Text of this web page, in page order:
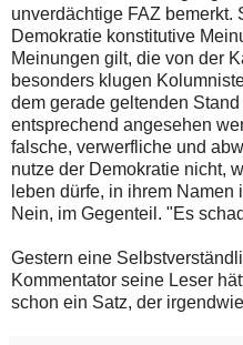
unverdächtige FAZ bemerkt.
Demokratie konstitutive
Meinungen gilt, die von der
besonders klugen
dem gerade geltenden
entsprechend angesehen
falsche, verwerfliche und
nutze der Demokratie nicht,
leben dürfe, in ihrem
Nein, im Gegenteil. "Es
Gestern eine
Kommentator seine Leser
schon ein Satz, der